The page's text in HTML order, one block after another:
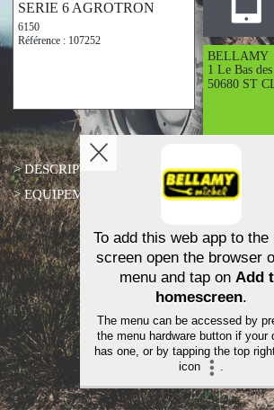
SERIE 6 AGROTRON
6150
Référence : 107252
BELLAMY
1 Le Bas
50680 ST
> DESCRIPTIF
> EQUIPEMENTS